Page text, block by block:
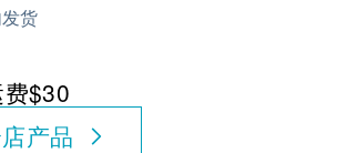
货
$30
产品